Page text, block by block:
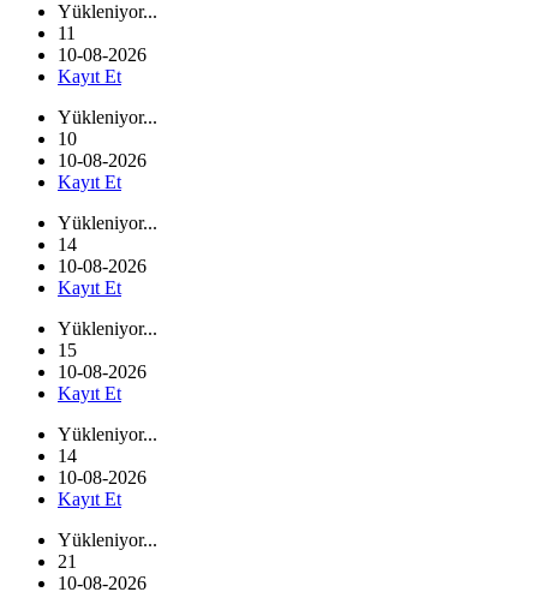
Yükleniyor...
11
10-08-2026
Kayıt Et
Yükleniyor...
10
10-08-2026
Kayıt Et
Yükleniyor...
14
10-08-2026
Kayıt Et
Yükleniyor...
15
10-08-2026
Kayıt Et
Yükleniyor...
14
10-08-2026
Kayıt Et
Yükleniyor...
21
10-08-2026